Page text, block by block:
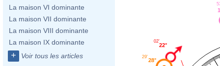
La maison VI dominante
La maison VII dominante
La maison VIII dominante
La maison IX dominante
+ Voir tous les articles
22°
02'
28°
29'